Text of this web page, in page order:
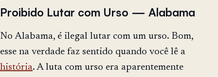
Proibido Lutar com Urso — Alabama
No Alabama, é ilegal lutar com um urso. Bom,
esse na verdade faz sentido quando você lê a
história. A luta com urso era aparentemente